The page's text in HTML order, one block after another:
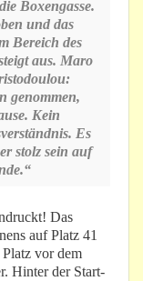
Boxengasse.
und das
Bereich des
aus. Maro
genommen,
Kein
Es
stolz sein auf
Das
auf Platz 41
vor dem
Hinter der Start-